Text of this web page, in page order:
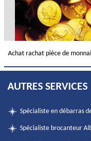
Achat rachat pièce de
AUTRES SERVICES
Spécialiste en débarras
Spécialiste brocanteur